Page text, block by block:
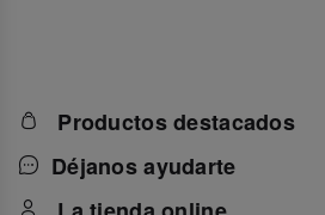
Productos destacados
Déjanos ayudarte